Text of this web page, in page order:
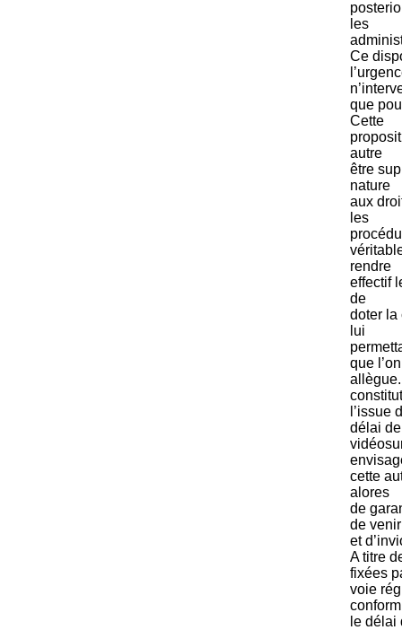
les
Ce
que
Cette
autre
être
nature
aux
les
rendre
effectif
de
doter la
lui
que l’on
l’issue
délai
cette
alores
de
de venir
et
A titre
fixées
voie
le délai